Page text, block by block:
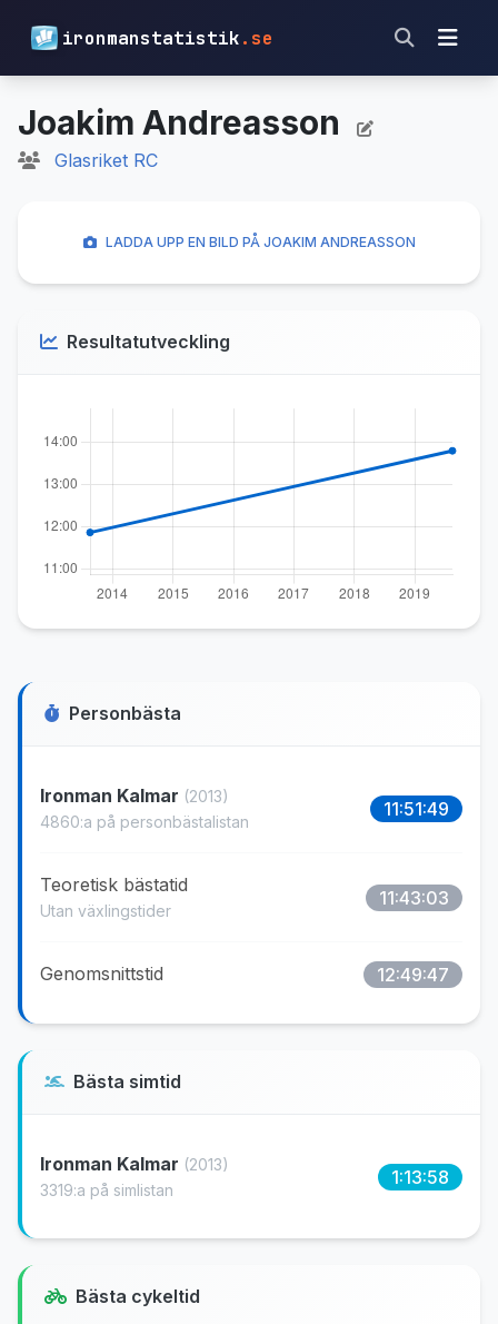
ironmanstatistik.se
Joakim Andreasson
Glasriket RC
Personbästa
Ironman Kalmar (2013)
4860:a på personbästalistan
11:51:49
Teoretisk bästatid
Utan växlingstider
11:43:03
Genomsnittstid 12:49:47
Bästa simtid
Ironman Kalmar (2013)
3319:a på simlistan
1:13:58
Bästa cykeltid
LADDA UPP EN BILD PÅ JOAKIM ANDREASSON
Resultatutveckling